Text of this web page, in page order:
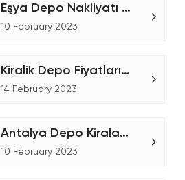
Eşya Depo Nakliyatı - Eşya Depolama
10 February 2023
Kiralik Depo Fiyatları Nasıl Hesaplanır?
14 February 2023
Antalya Depo Kiralama Şirketiyiz
10 February 2023